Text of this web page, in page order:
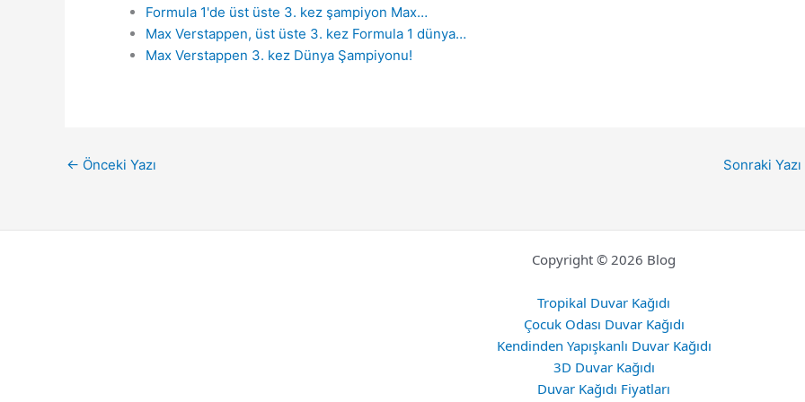
Formula 1'de üst üste 3. kez şampiyon Max…
Max Verstappen, üst üste 3. kez Formula 1 dünya…
Max Verstappen 3. kez Dünya Şampiyonu!
← Önceki Yazı Sonraki Yazı
Copyright © 2026 Blog
Tropikal Duvar Kağıdı
Çocuk Odası Duvar Kağıdı
Kendinden Yapışkanlı Duvar Kağıdı
3D Duvar Kağıdı
Duvar Kağıdı Fiyatları